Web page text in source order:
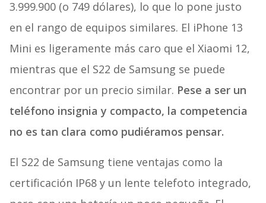
3.999.900 (o 749 dólares), lo que lo pone justo
en el rango de equipos similares. El iPhone 13
Mini es ligeramente más caro que el Xiaomi 12,
mientras que el S22 de Samsung se puede
encontrar por un precio similar. Pese a ser un
teléfono insignia y compacto, la competencia
no es tan clara como pudiéramos pensar.
El S22 de Samsung tiene ventajas como la
certificación IP68 y un lente telefoto integrado,